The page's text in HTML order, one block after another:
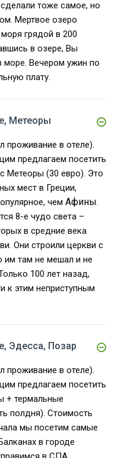
тоже самое, но
Мертвое озеро
грядой в 200
в озере, Вы
море. Вечером ужин по
плату.
Метеоры
проживание в отеле).
предлагаем посетить
Метеоры (30 евро). Это
мест в Греции,
чем Афины.
8-е чудо света –
в средние века
Они строили церкви с
им там не мешал и не
100 лет назад,
к этим неприступным
Эдесса, Позар
проживание в отеле).
предлагаем посетить
+ термальные
полдня). Стоимость
мы посетим самые
в городе